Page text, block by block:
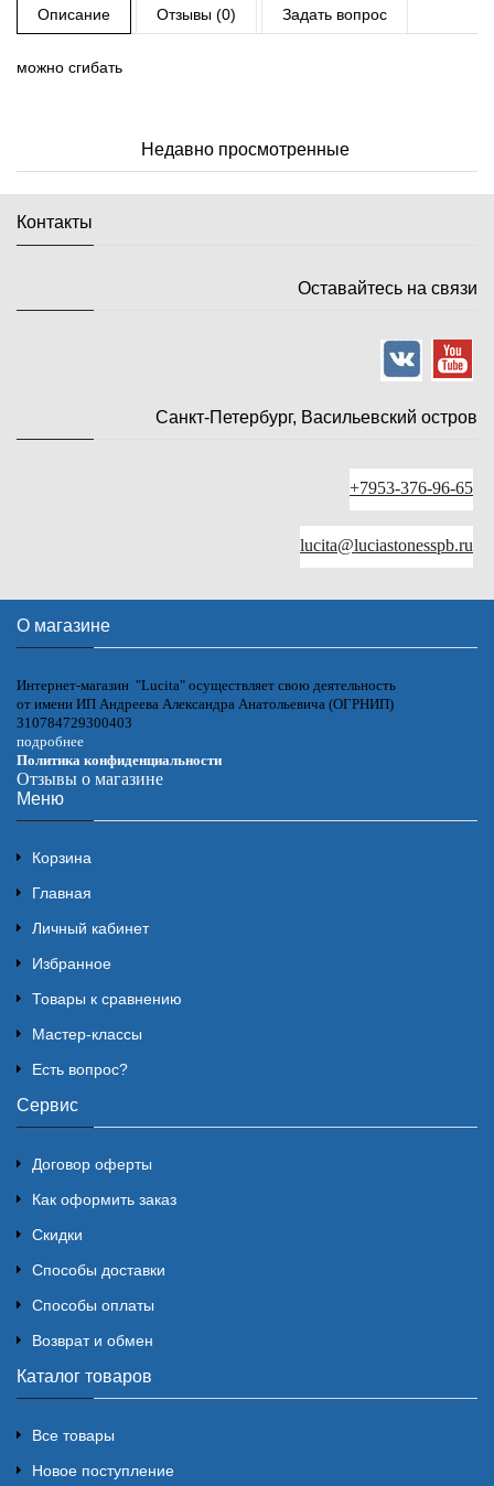
Описание Отзывы (0) Задать вопрос
можно сгибать
Недавно просмотренные
Контакты
Оставайтесь на связи
Санкт-Петербург, Васильевский остров
+7953-376-96-65
lucita@luciastonesspb.ru
О магазине
Интернет-магазин "Lucita" осуществляет свою деятельность
от имени ИП Андреева Александра Анатольевича (ОГРНИП)
310784729300403
подробнее
Политика конфиденциальности
Отзывы о магазине
Меню
Корзина
Главная
Личный кабинет
Избранное
Товары к сравнению
Мастер-классы
Есть вопрос?
Сервис
Договор оферты
Как оформить заказ
Скидки
Способы доставки
Способы оплаты
Возврат и обмен
Каталог товаров
Все товары
Новое поступление